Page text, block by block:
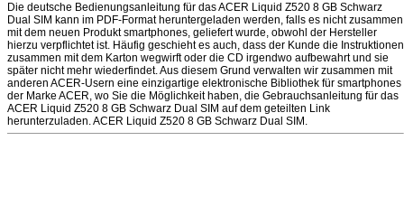
Die deutsche Bedienungsanleitung für das ACER Liquid Z520 8 GB Schwarz
Dual SIM kann im PDF-Format heruntergeladen werden, falls es nicht zusammen
mit dem neuen Produkt smartphones, geliefert wurde, obwohl der Hersteller
hierzu verpflichtet ist. Häufig geschieht es auch, dass der Kunde die Instruktionen
zusammen mit dem Karton wegwirft oder die CD irgendwo aufbewahrt und sie
später nicht mehr wiederfindet. Aus diesem Grund verwalten wir zusammen mit
anderen ACER-Usern eine einzigartige elektronische Bibliothek für smartphones
der Marke ACER, wo Sie die Möglichkeit haben, die Gebrauchsanleitung für das
ACER Liquid Z520 8 GB Schwarz Dual SIM auf dem geteilten Link
herunterzuladen. ACER Liquid Z520 8 GB Schwarz Dual SIM.